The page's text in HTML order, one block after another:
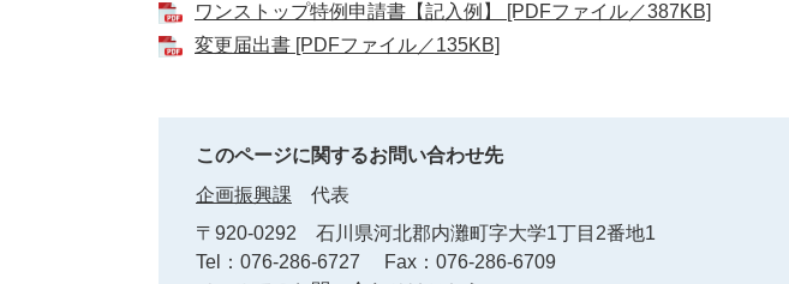
ワンストップ特例申請書【記入例】 [PDFファイル／387KB]
変更届出書 [PDFファイル／135KB]
このページに関するお問い合わせ先
企画振興課
代表
〒920-0292
石川県河北郡内灘町字大学1丁目2番地1
Tel：076-286-6727
Fax：076-286-6709